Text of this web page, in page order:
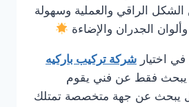
الراقي والعملية وسهولة
الجدران والإضاءة
اختيار شركة تركيب باركيه
يبحث فقط عن فني يقوم
بل يبحث عن جهة متخصصة تمتلك